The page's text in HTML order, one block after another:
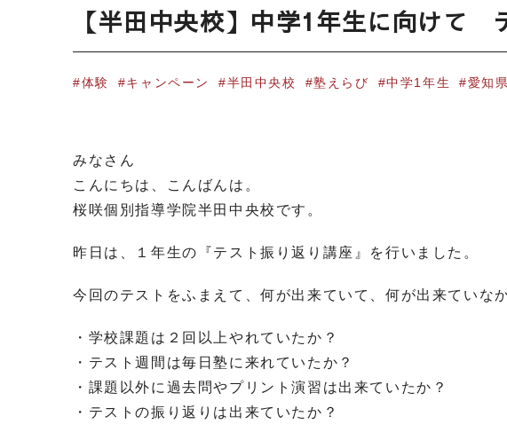
【半田中央校】中学1年生に向けて
体験 キャンペーン 半田中央校 塾えらび 中学1年生 愛知県
みなさん
こんにちは、こんばんは。
桜咲個別指導学院半田中央校です。
昨日は、１年生の『テスト振り返り講座』を行いました。
今回のテストをふまえて、何が出来ていて、何が出来ていな
・学校課題は２回以上やれていたか？
・テスト週間は毎日塾に来れていたか？
・課題以外に過去問やプリント演習は出来ていたか？
・テストの振り返りは出来ていたか？